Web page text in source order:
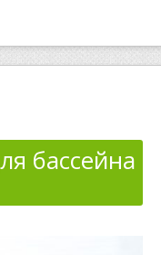
бассейна